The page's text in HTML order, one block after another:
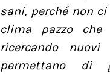
sani, perché non
clima pazzo
ricercando
permettano di